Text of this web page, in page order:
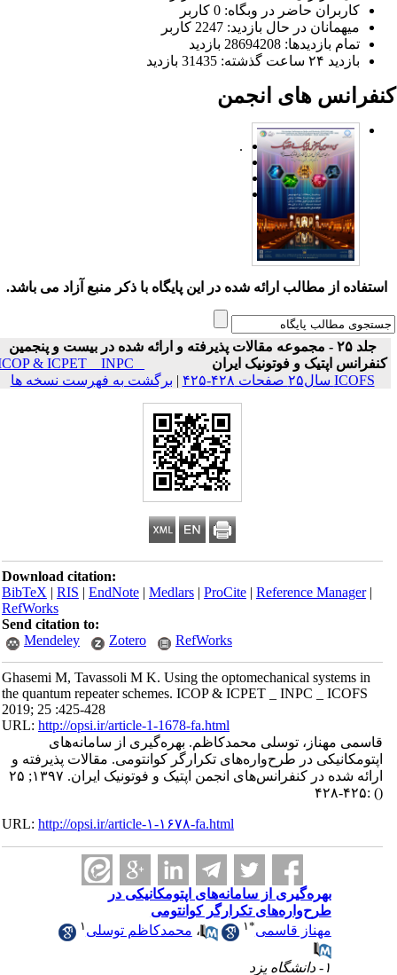
کاربران حاضر در وبگاه: 0 کاربر
میهمانان در حال بازدید: 2247 کاربر
تمام بازدید‌ها: 28694208 بازدید
بازدید ۲۴ ساعت گذشته: 31435 بازدید
های انجمن
.
استفاده از مطالب ارائه شده در این پایگاه با ذکر منبع آزاد می باشد.
جلد ۲۵ - مجموعه مقالات پذیرفته و ارائه شده در بیست و پنجمین
کنفرانس اپتیک و فوتونیک ایران
ICOP & ICPET _ INPC _
ICOFS سال۲۵ صفحات ۴۲۸-۴۲۵
|برگشت به فهرست نسخه ها
Download citation:
BibTeX|RIS|EndNote|Medlars|ProCite|Reference Manager
RefWorks
Send citation to:
Mendeley
Zotero RefWorks
Ghasemi M, Tavassoli M K. Using the optomechanical systems in
the quantum repeater schemes. ICOP & ICPET _ INPC _ ICOFS
2019; 25 :425-428
URL:http://opsi.ir/article-1-1678-fa.html
قاسمی مهناز، توسلی محمدکاظم. بهره‌گیری از سامانه‌های
اپتومکانیکی در طرح‌واره‌های تکرارگر کوانتومی. مقالات پذیرفته و
ارائه شده در کنفرانس‌های انجمن اپتیک و فوتونیک ایران. ۱۳۹۷; ۲۵
:۴۲۵-۴۲۸
URL:http://opsi.ir/article-۱-۱۶۷۸-fa.html
بهره‌گیری از سامانه‌های اپتومکانیکی در
طرح‌واره‌های تکرارگر کوانتومی
مهناز قاسمی
۱ ،محمدکاظم توسلی